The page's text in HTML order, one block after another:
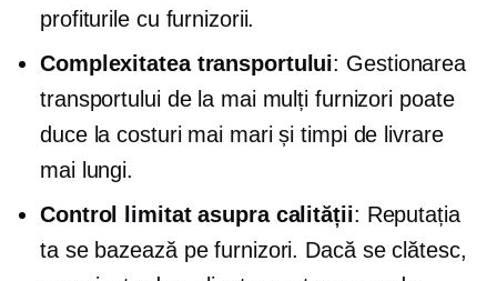
profiturile cu furnizorii.
Complexitatea transportului: Gestionarea
transportului de la mai mulți furnizori poate
duce la costuri mai mari și timpi de livrare
mai lungi.
Control limitat asupra calității: Reputația
ta se bazează pe furnizori. Dacă se clătesc,